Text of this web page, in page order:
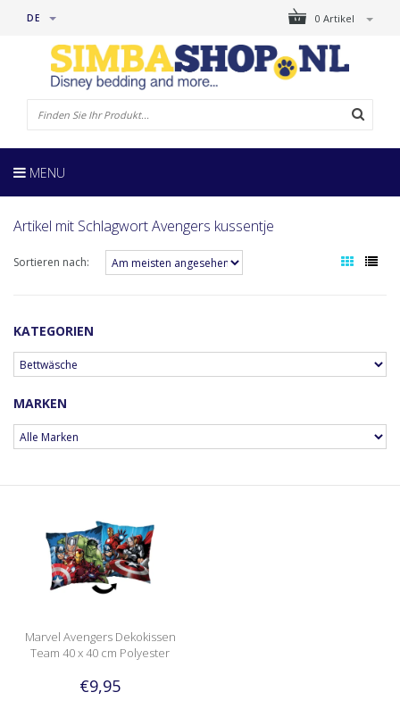
0 Artikel
DE
MENU
Artikel mit Schlagwort Avengers kussentje
Sortieren nach:
KATEGORIEN
MARKEN
Marvel Avengers Dekokissen
Team 40 x 40 cm Polyester
€9,95